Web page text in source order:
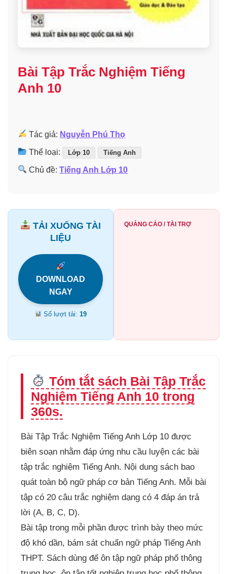
Bài Tập Trắc Nghiệm Tiếng
Anh 10
Tác giả: Nguyễn Phú Thọ
Thể loại: Lớp 10 Tiếng Anh
Chủ đề:Tiếng Anh Lớp 10
TẢI XUỐNG TÀI
LIỆU
DOWNLOAD
NGAY
Số lượt tải: 19
QUẢNG CÁO / TÀI TRỢ
Tóm tắt sách Bài Tập Trắc
Nghiệm Tiếng Anh 10 trong
360s.
Bài Tập Trắc Nghiệm Tiếng Anh Lớp 10 được
biên soạn nhằm đáp ứng nhu cầu luyện các bài
tập trắc nghiệm Tiếng Anh. Nội dung sách bao
quát toàn bộ ngữ pháp cơ bản Tiếng Anh. Mỗi bài
tập có 20 câu trắc nghiệm dạng có 4 đáp án trả
lời (A, B, C, D).
Bài tập trong mỗi phần được trình bày theo mức
độ khó dần, bám sát chuẩn ngữ pháp Tiếng Anh
THPT. Sách dùng để ôn tập ngữ pháp phổ thông